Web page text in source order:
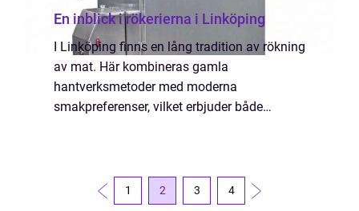
En inblick i rökerierna i Linköping
I Linköping finns en lång tradition av rökning
av mat. Här kombineras gamla
hantverksmetoder med moderna
smakpreferenser, vilket erbjuder både
1 2 3 4